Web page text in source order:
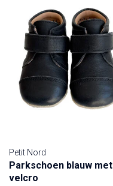
Petit Nord
Parkschoen blauw met
velcro